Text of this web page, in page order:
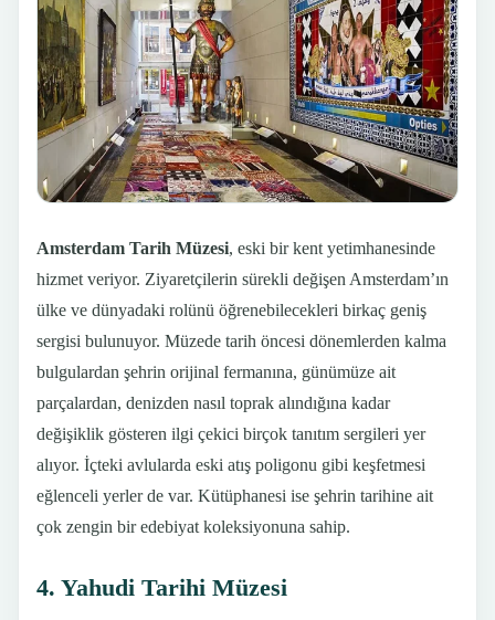
Amsterdam Tarih Müzesi, eski bir kent yetimhanesinde
hizmet veriyor. Ziyaretçilerin sürekli değişen Amsterdam’ın
ülke ve dünyadaki rolünü öğrenebilecekleri birkaç geniş
sergisi bulunuyor. Müzede tarih öncesi dönemlerden kalma
bulgulardan şehrin orijinal fermanına, günümüze ait
parçalardan, denizden nasıl toprak alındığına kadar
değişiklik gösteren ilgi çekici birçok tanıtım sergileri yer
alıyor. İçteki avlularda eski atış poligonu gibi keşfetmesi
eğlenceli yerler de var. Kütüphanesi ise şehrin tarihine ait
çok zengin bir edebiyat koleksiyonuna sahip.
4. Yahudi Tarihi Müzesi